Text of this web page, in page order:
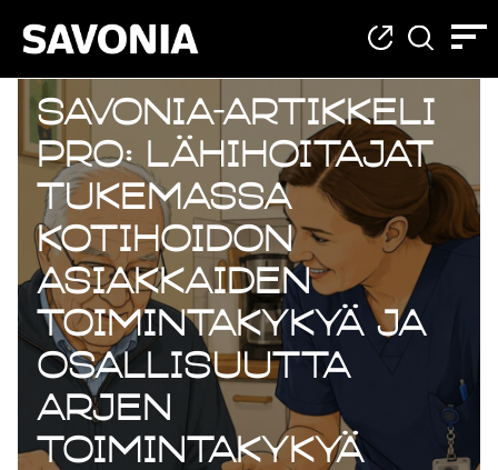
Savonia-artikkeli
Pro: Lähihoitajat
tukemassa
kotihoidon
asiakkaiden
toimintakykyä ja
osallisuutta
Arjen
toimintakykyä